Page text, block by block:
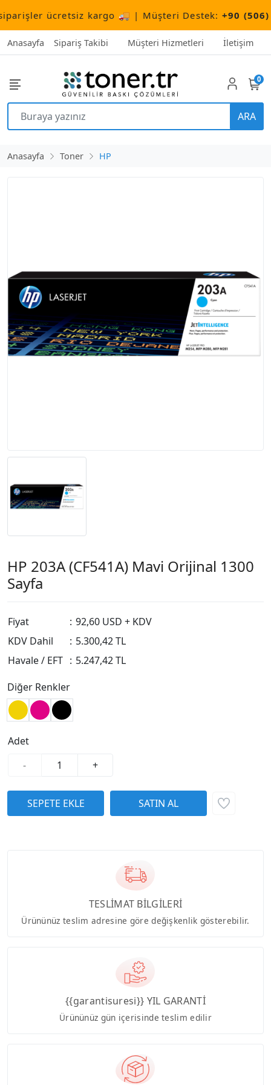
ücretsiz kargo 🚚 | Müşteri Destek:+90 (506)
Anasayfa Sipariş Takibi Müşteri Hizmetleri İletişim
ARA
0
Anasayfa Toner HP
HP 203A (CF541A) Mavi Orijinal 1300
Sayfa
Fiyat : 92,60 USD + KDV
KDV Dahil
: 5.300,42 TL
Havale / EFT : 5.247,42 TL
Diğer Renkler
Adet
-
+
TESLİMAT BİLGİLERİ
Ürününüz teslim adresine göre değişkenlik gösterebilir.
{{garantisuresi}} YIL GARANTİ
Ürününüz gün içerisinde teslim edilir